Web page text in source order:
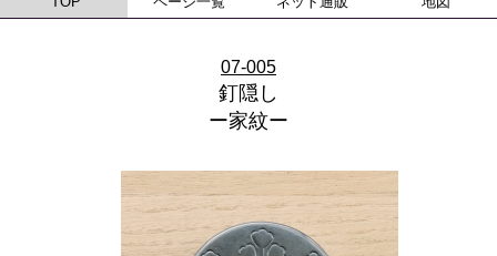
07-005
釘隠し
ー家紋ー